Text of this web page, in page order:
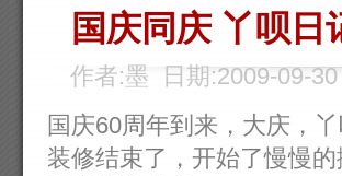
国庆同庆 丫呗日
作者:墨 日期:2009-09-30
国庆60周年到来，大庆，
装修结束了，开始了慢慢